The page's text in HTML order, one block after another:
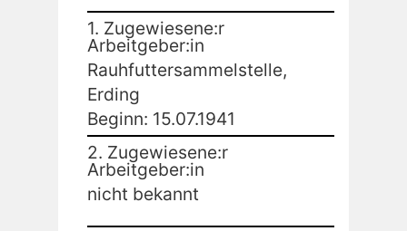
1. Zugewiesene:r
Arbeitgeber:in
Rauhfuttersammelstelle,
Erding
Beginn: 15.07.1941
2. Zugewiesene:r
Arbeitgeber:in
nicht bekannt